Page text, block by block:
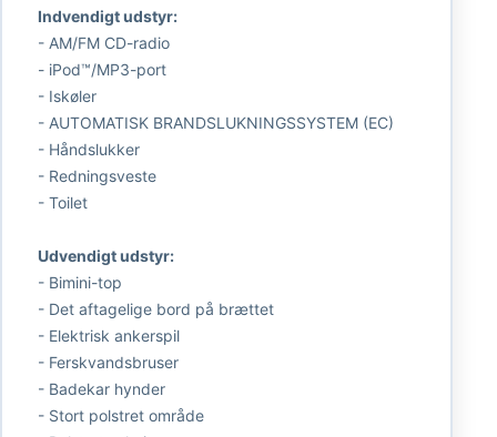
Indvendigt udstyr:
- AM/FM CD-radio
- iPod™/MP3-port
- Iskøler
- AUTOMATISK BRANDSLUKNINGSSYSTEM (EC)
- Håndslukker
- Redningsveste
- Toilet
Udvendigt udstyr:
- Bimini-top
- Det aftagelige bord på brættet
- Elektrisk ankerspil
- Ferskvandsbruser
- Badekar hynder
- Stort polstret område